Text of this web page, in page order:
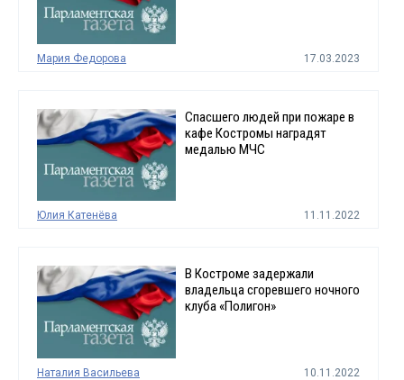
Мария Федорова 17.03.2023
Спасшего людей при пожаре в
кафе Костромы наградят
медалью МЧС
Юлия Катенёва 11.11.2022
В Костроме задержали
владельца сгоревшего ночного
клуба «Полигон»
Наталия Васильева 10.11.2022